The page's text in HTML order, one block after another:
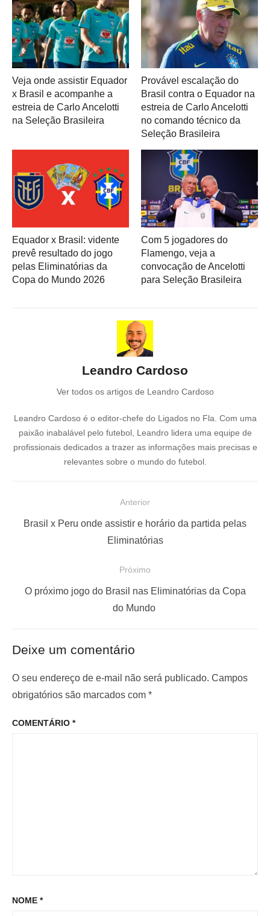
Veja onde assistir Equador
x Brasil e acompanhe a
estreia de Carlo Ancelotti
na Seleção Brasileira
Provável escalação do
Brasil contra o Equador na
estreia de Carlo Ancelotti
no comando técnico da
Seleção Brasileira
Equador x Brasil: vidente
prevê resultado do jogo
pelas Eliminatórias da
Copa do Mundo 2026
Com 5 jogadores do
Flamengo, veja a
convocação de Ancelotti
para Seleção Brasileira
Leandro Cardoso
Ver todos os artigos de Leandro Cardoso
Leandro Cardoso é o editor-chefe do Ligados no Fla. Com uma
paixão inabalável pelo futebol, Leandro lidera uma equipe de
profissionais dedicados a trazer as informações mais precisas e
relevantes sobre o mundo do futebol.
o
e
P
o
Anterior
i
o
:
Brasil x Peru onde assistir e horário da partida pelas
Eliminatórias
Próximo
m
o
o
O próximo jogo do Brasil nas Eliminatórias da Copa
do Mundo
Deixe um comentário
O seu endereço de e-mail não será publicado. Campos
obrigatórios são marcados com *
COMENTÁRIO *
NOME *